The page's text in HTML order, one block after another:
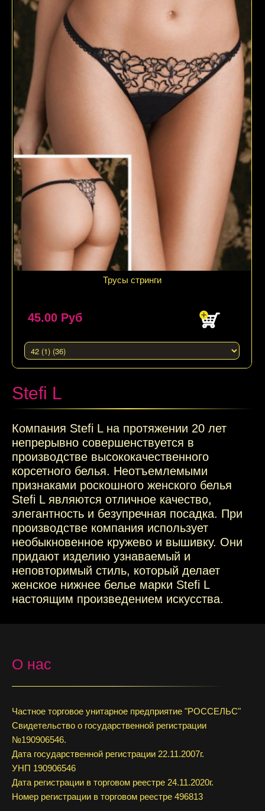
Трусы стринги
45.00 Руб
Stefi L
Компания Stefi L на протяжении 20 лет
непрерывно совершенствуется в
производстве высококачественного
корсетного белья. Неотъемлемыми
признаками роскошного женского белья
Stefi L являются отличное качество,
элегантность и безупречная посадка. При
производстве компания использует
необыкновенное кружево и вышивку. Они
придают изделию узнаваемый и
неповторимый стиль, который делает
женское нижнее белье марки Stefi L
настоящим произведением искусства.
О нас
Частное торговое унитарное предприятие "РОССЕЛЬС"
Свидетельство о государственной регистрации
№190906546.
Дата государственной регистрации 22.11.2007г.
УНП 190906546
Дата регистрации в торговом реестре 24.11.2020г.
Номер регистрации в торговом реестре 496813